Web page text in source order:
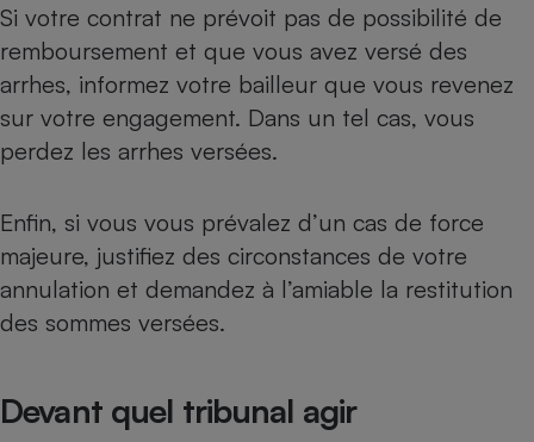
Si votre contrat ne prévoit pas de possibilité de
remboursement et que vous avez versé des
arrhes, informez votre bailleur que vous revenez
sur votre engagement. Dans un tel cas, vous
perdez les arrhes versées.
Enfin, si vous vous prévalez d’un cas de force
majeure, justifiez des circonstances de votre
annulation et demandez à l’amiable la restitution
des sommes versées.
Devant quel tribunal agir